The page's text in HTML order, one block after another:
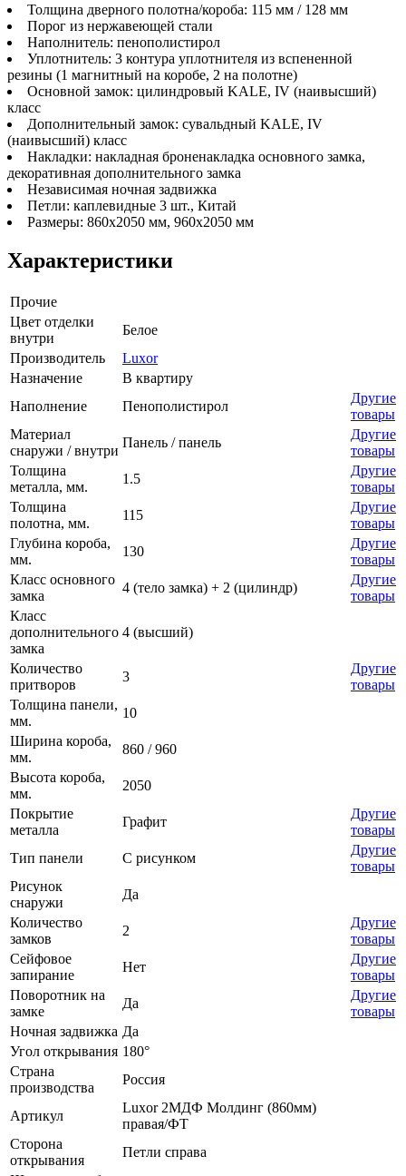
Толщина дверного полотна/короба: 115 мм / 128 мм
Порог из нержавеющей стали
Наполнитель: пенополистирол
Уплотнитель: 3 контура уплотнителя из вспененной
резины (1 магнитный на коробе, 2 на полотне)
Основной замок: цилиндровый KALE, IV (наивысший)
класс
Дополнительный замок: сувальдный KALE, IV
(наивысший) класс
Накладки: накладная броненакладка основного замка,
декоративная дополнительного замка
Независимая ночная задвижка
Петли: каплевидные 3 шт., Китай
Размеры: 860х2050 мм, 960х2050 мм
Характеристики
Прочие
Цвет отделки
внутри
Белое
Производитель
Luxor
Назначение
В квартиру
Наполнение
Пенополистирол
Другие
товары
Материал
снаружи / внутри
Панель / панель
Другие
товары
Толщина
металла, мм.
1.5
Другие
товары
Толщина
полотна, мм.
115
Другие
товары
Глубина короба,
мм.
130
Другие
товары
Класс основного
замка
4 (тело замка) + 2 (цилиндр)
Другие
товары
Класс
дополнительного
замка
4 (высший)
Количество
притворов
3
Другие
товары
Толщина панели,
мм.
10
Ширина короба,
мм.
860 / 960
Высота короба,
мм.
2050
Покрытие
металла
Графит
Другие
товары
Тип панели
С рисунком
Другие
товары
Рисунок
снаружи
Да
Количество
замков
2
Другие
товары
Сейфовое
запирание
Нет
Другие
товары
Поворотник на
замке
Да
Другие
товары
Ночная задвижка Да
Угол открывания 180°
Страна
производства
Россия
Артикул
Luxor 2МДФ Молдинг (860мм)
правая/ФТ
Сторона
открывания
Петли справа